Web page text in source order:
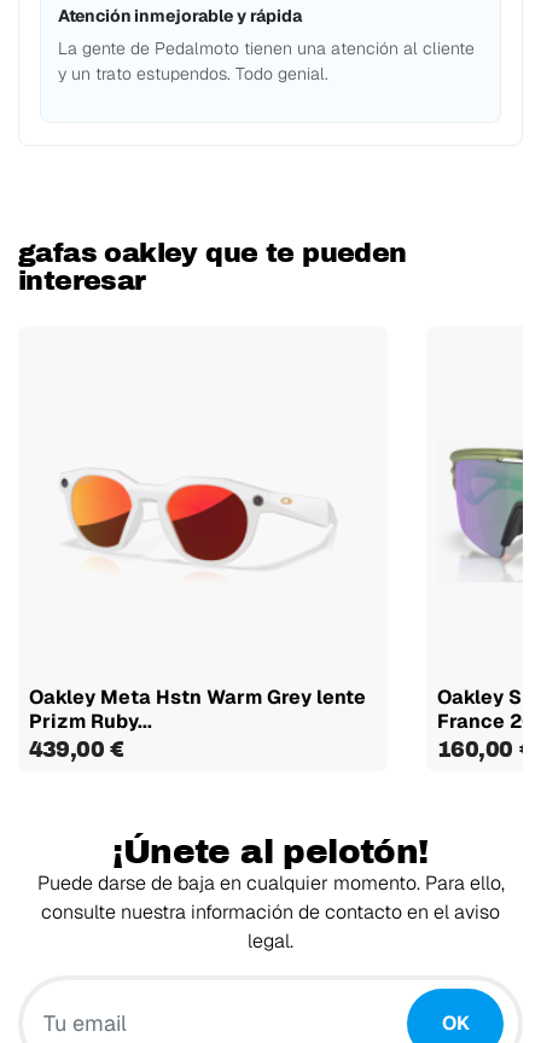
Atención inmejorable y rápida
La gente de Pedalmoto tienen una atención al cliente
y un trato estupendos. Todo genial.
gafas oakley que te pueden
interesar
Oakley Meta Hstn Warm Grey lente
Prizm Ruby...
439,00 €
Oakley
France
160,00 €
¡Únete al pelotón!
Puede darse de baja en cualquier momento. Para ello,
consulte nuestra información de contacto en el aviso
legal.
OK